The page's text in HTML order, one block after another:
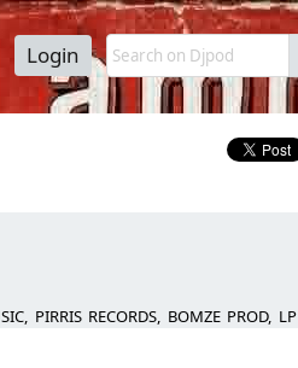
Login
PIRRIS RECORDS, BOMZE PROD, LP